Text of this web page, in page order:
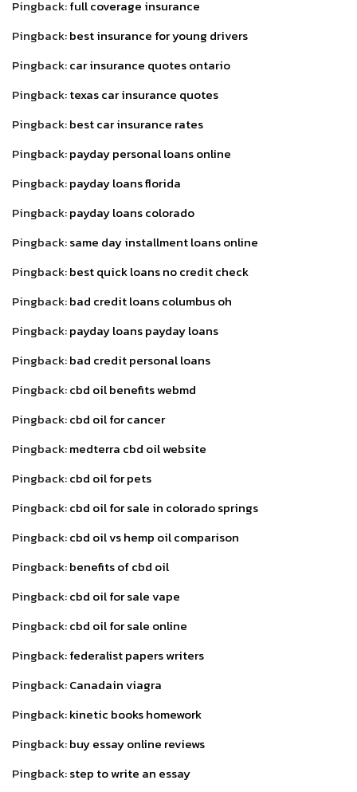
Pingback:full coverage insurance
Pingback:best insurance for young drivers
Pingback:car insurance quotes ontario
Pingback:texas car insurance quotes
Pingback:best car insurance rates
Pingback:payday personal loans online
Pingback:payday loans florida
Pingback:payday loans colorado
Pingback:same day installment loans online
Pingback:best quick loans no credit check
Pingback:bad credit loans columbus oh
Pingback:payday loans payday loans
Pingback:bad credit personal loans
Pingback:cbd oil benefits webmd
Pingback:cbd oil for cancer
Pingback:medterra cbd oil website
Pingback:cbd oil for pets
Pingback:cbd oil for sale in colorado springs
Pingback:cbd oil vs hemp oil comparison
Pingback:benefits of cbd oil
Pingback:cbd oil for sale vape
Pingback:cbd oil for sale online
Pingback:federalist papers writers
Pingback:Canadain viagra
Pingback:kinetic books homework
Pingback:buy essay online reviews
Pingback:step to write an essay